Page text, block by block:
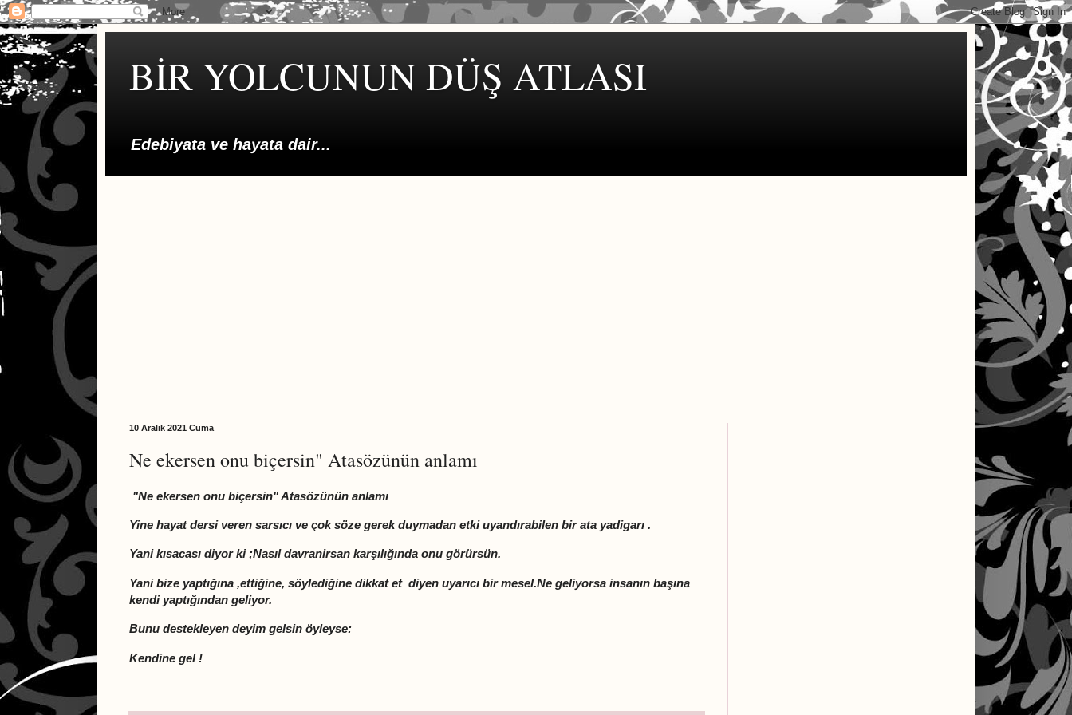
BİR YOLCUNUN DÜŞ ATLASI
Edebiyata ve hayata dair...
10 Aralık 2021 Cuma
Ne ekersen onu biçersin" Atasözünün anlamı
"Ne ekersen onu biçersin" Atasözünün anlamı
Yine hayat dersi veren sarsıcı ve çok söze gerek duymadan etki uyandırabilen bir ata yadigarı .
Yani kısacası diyor ki ;Nasıl davranirsan karşılığında onu görürsün.
Yani bize yaptığına ,ettiğine, söylediğine dikkat et diyen uyarıcı bir mesel.Ne geliyorsa insanın başına
kendi yaptığından geliyor.
Bunu destekleyen deyim gelsin öyleyse:
Kendine gel !